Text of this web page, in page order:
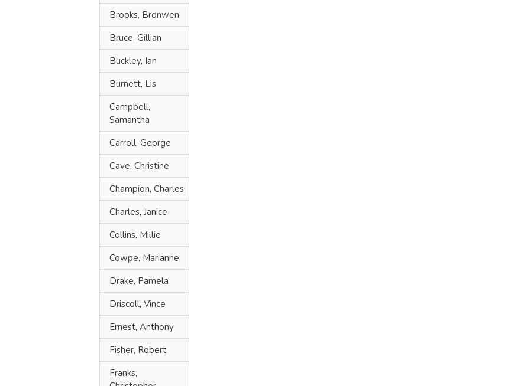
Brooks, Bronwen
Bruce, Gillian
Buckley, Ian
Burnett, Lis
Campbell,
Samantha
Carroll, George
Cave, Christine
Champion, Charles
Charles, Janice
Collins, Millie
Cowpe, Marianne
Drake, Pamela
Driscoll, Vince
Ernest, Anthony
Fisher, Robert
Franks,